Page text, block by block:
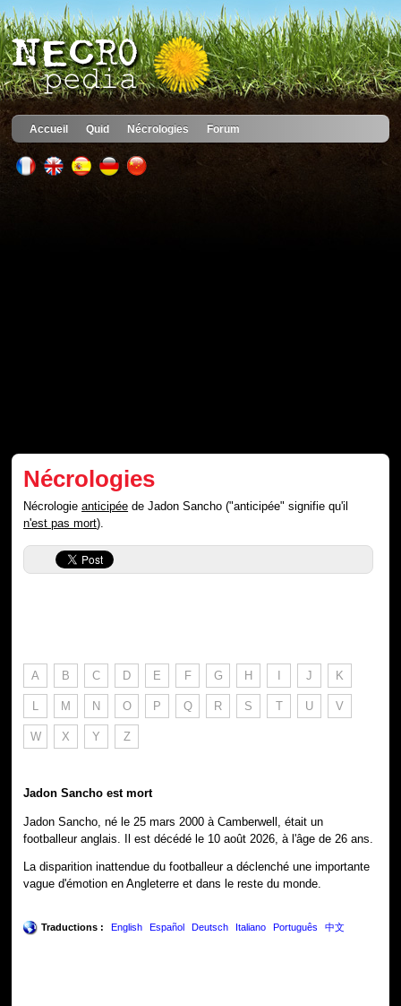
Accueil Quid Nécrologies Forum
Nécrologies
Nécrologieanticipée de Jadon Sancho ("anticipée" signifie qu'il
n'est pas mort).
A B C D E F G H I J K
L M N O P Q R S T U V
W X Y Z
Jadon Sancho est mort
Jadon Sancho, né le 25 mars 2000 à Camberwell, était un
footballeur anglais. Il est décédé le 10 août 2026, à l'âge de 26 ans.
La disparition inattendue du footballeur a déclenché une importante
vague d'émotion en Angleterre et dans le reste du monde.
Traductions : English Español Deutsch Italiano Português 中文